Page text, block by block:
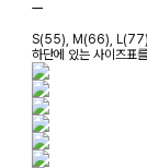
ㅡ
S(55), M(66), L(77)
하단에 있는 사이즈표